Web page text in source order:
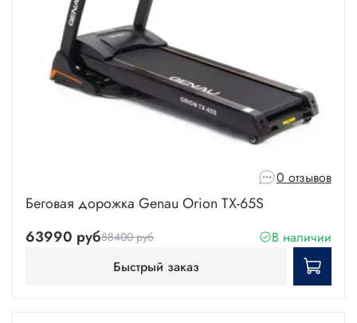
0 отзывов
Беговая дорожка Genau Orion TX-65S
63990 руб88400 руб
В наличии
Быстрый заказ